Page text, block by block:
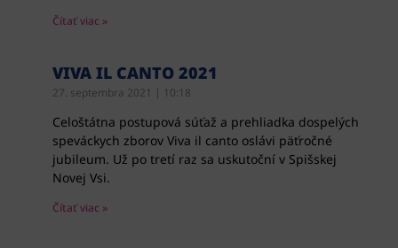
Čítať viac »
VIVA IL CANTO 2021
27. septembra 2021 10:18
Celoštátna postupová súťaž a prehliadka dospelých
speváckych zborov Viva il canto oslávi päťročné
jubileum. Už po tretí raz sa uskutoční v Spišskej
Novej Vsi.
Čítať viac »